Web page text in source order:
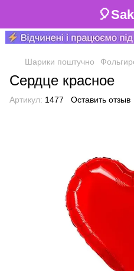
Шарики поштучно
Сердце красное
Артикул: 1477 Оставить отзыв